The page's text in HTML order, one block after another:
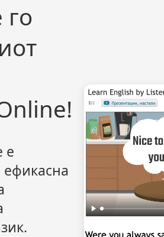
го
!
е
ефикасна